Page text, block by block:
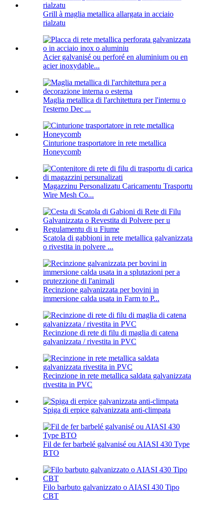
Grill à maglia metallica allargata in acciaio
rialzatu
Acier galvanisé ou perforé en aluminium ou en
acier inoxydable...
Maglia metallica di l'architettura per l'internu o
l'esterno Dec ...
Cinturione trasportatore in rete metallica
Honeycomb
Magazzinu Personalizatu Caricamentu Trasportu
Wire Mesh Co...
Scatola di gabbioni in rete metallica galvanizzata
o rivestita in polvere ...
Recinzione galvanizzata per bovini in
immersione calda usata in Farm to P...
Recinzione di rete di filu di maglia di catena
galvanizzata / rivestita in PVC
Recinzione in rete metallica saldata galvanizzata
rivestita in PVC
Spiga di erpice galvanizzata anti-climpata
Fil de fer barbelé galvanisé ou AIASI 430 Type
BTO
Filo barbuto galvanizzato o AIASI 430 Tipo
CBT